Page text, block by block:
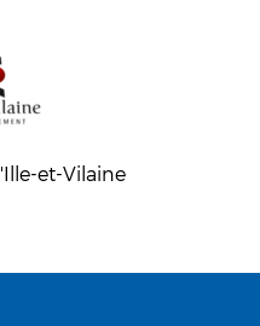
et-Vilaine